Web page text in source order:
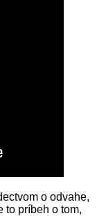
o odvahe,
to príbeh o tom,